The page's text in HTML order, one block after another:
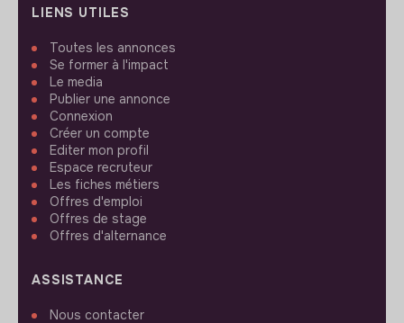
LIENS UTILES
Toutes les annonces
Se former à l'impact
Le media
Publier une annonce
Connexion
Créer un compte
Editer mon profil
Espace recruteur
Les fiches métiers
Offres d'emploi
Offres de stage
Offres d'alternance
ASSISTANCE
Nous contacter